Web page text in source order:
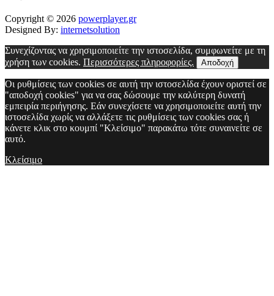
Copyright © 2026 powerplayer.gr
Designed By: internetsolution
Συνεχίζοντας να χρησιμοποιείτε την ιστοσελίδα, συμφωνείτε με τη
χρήση των cookies. Περισσότερες πληροφορίες. Αποδοχή
Οι ρυθμίσεις των cookies σε αυτή την ιστοσελίδα έχουν οριστεί σε
"αποδοχή cookies" για να σας δώσουμε την καλύτερη δυνατή
εμπειρία περιήγησης. Εάν συνεχίσετε να χρησιμοποιείτε αυτή την
ιστοσελίδα χωρίς να αλλάξετε τις ρυθμίσεις των cookies σας ή
κάνετε κλικ στο κουμπί "Κλείσιμο" παρακάτω τότε συναινείτε σε
αυτό.
Κλείσιμο